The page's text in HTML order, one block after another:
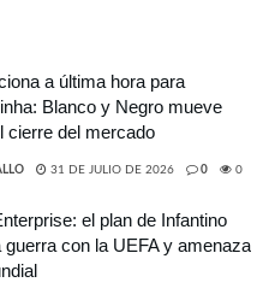
a última hora para
Blanco y Negro mueve
cierre del mercado
31 DE JULIO DE 2026 0 0
el plan de Infantino
guerra con la UEFA y amenaza